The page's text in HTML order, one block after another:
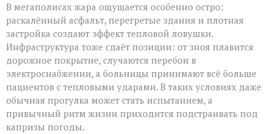
В мегаполисах жара ощущается особенно остро:
раскалённый асфальт, перегретые здания и плотная
застройка создают эффект тепловой ловушки.
Инфраструктура тоже сдаёт позиции: от зноя плавится
дорожное покрытие, случаются перебои в
электроснабжении, а больницы принимают всё больше
пациентов с тепловыми ударами. В таких условиях даже
обычная прогулка может стать испытанием, а
привычный ритм жизни приходится подстраивать под
капризы погоды.